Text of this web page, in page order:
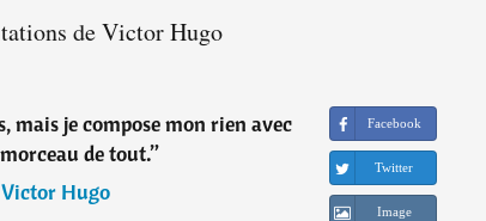
de Victor Hugo
mais je compose mon rien avec
de tout.”
Victor Hugo
Facebook
Twitter
Image